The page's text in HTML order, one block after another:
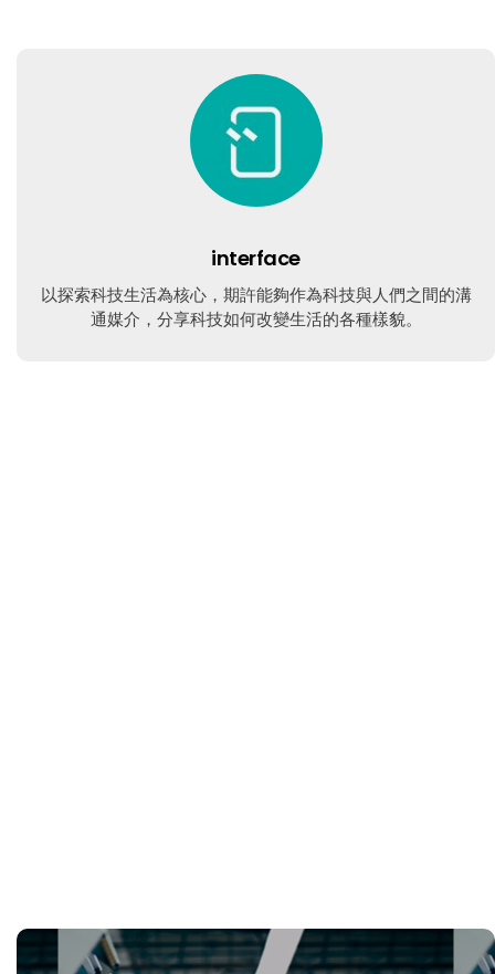
interface
以探索科技生活為核心，期許能夠作為科技與人們之間的溝
通媒介，分享科技如何改變生活的各種樣貌。